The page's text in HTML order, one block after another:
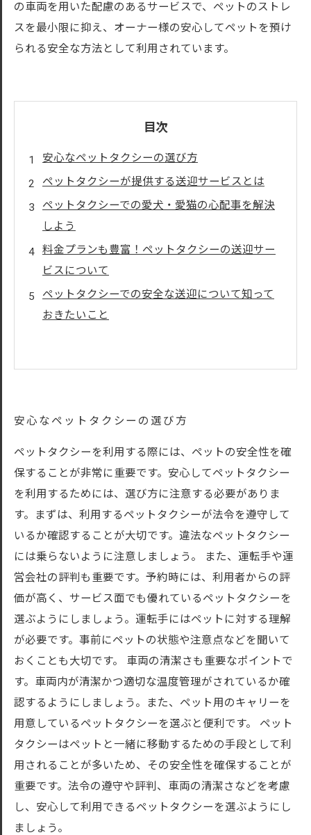
の車両を用いた配慮のあるサービスで、ペットのストレ
スを最小限に抑え、オーナー様の安心してペットを預け
られる安全な方法として利用されています。
目次
安心なペットタクシーの選び方
ペットタクシーが提供する送迎サービスとは
ペットタクシーでの愛犬・愛猫の心配事を解決
しよう
料金プランも豊富！ペットタクシーの送迎サー
ビスについて
ペットタクシーでの安全な送迎について知って
おきたいこと
安心なペットタクシーの選び方
ペットタクシーを利用する際には、ペットの安全性を確
保することが非常に重要です。安心してペットタクシー
を利用するためには、選び方に注意する必要がありま
す。まずは、利用するペットタクシーが法令を遵守して
いるか確認することが大切です。違法なペットタクシー
には乗らないように注意しましょう。 また、運転手や運
営会社の評判も重要です。予約時には、利用者からの評
価が高く、サービス面でも優れているペットタクシーを
選ぶようにしましょう。運転手にはペットに対する理解
が必要です。事前にペットの状態や注意点などを聞いて
おくことも大切です。 車両の清潔さも重要なポイントで
す。車両内が清潔かつ適切な温度管理がされているか確
認するようにしましょう。また、ペット用のキャリーを
用意しているペットタクシーを選ぶと便利です。 ペット
タクシーはペットと一緒に移動するための手段として利
用されることが多いため、その安全性を確保することが
重要です。法令の遵守や評判、車両の清潔さなどを考慮
し、安心して利用できるペットタクシーを選ぶようにし
ましょう。